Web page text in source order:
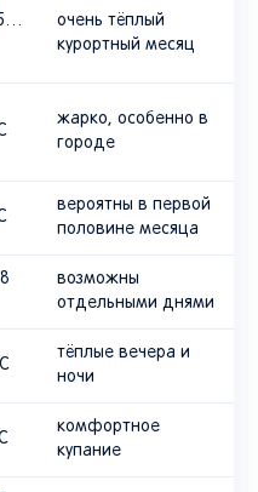
очень тёплый
курортный месяц
жарко, особенно в
городе
вероятны в первой
половине месяца
возможны
отдельными днями
тёплые вечера и
ночи
комфортное
купание